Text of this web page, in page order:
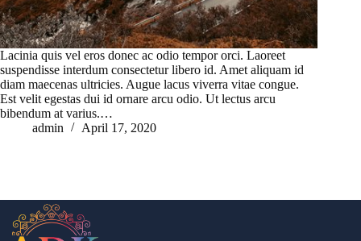
Lacinia quis vel eros donec ac odio tempor orci. Laoreet
suspendisse interdum consectetur libero id. Amet aliquam id
diam maecenas ultricies. Augue lacus viverra vitae congue.
Est velit egestas dui id ornare arcu odio. Ut lectus arcu
bibendum at varius.…
admin
April 17, 2020